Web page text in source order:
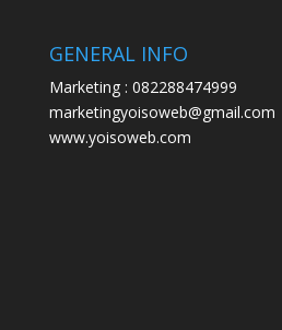
GENERAL INFO
Marketing : 082288474999
marketingyoisoweb@gmail.com
www.yoisoweb.com